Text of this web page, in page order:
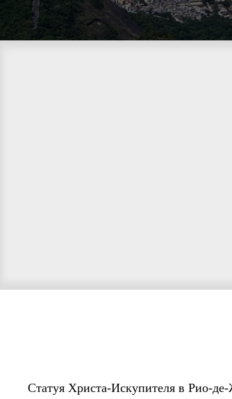
Статуя Христа-Искупителя в Рио-